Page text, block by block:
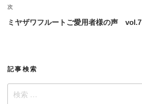
ビ
ゲ
ン
投
稿
次
の
次
ミヤザワフルートご愛用者様の声 vol.7
記事検索
索: